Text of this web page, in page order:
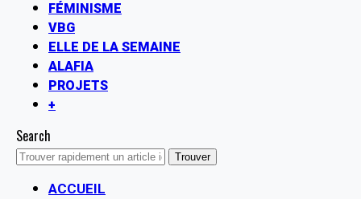
FÉMINISME
VBG
ELLE DE LA SEMAINE
ALAFIA
PROJETS
+
Search
ACCUEIL